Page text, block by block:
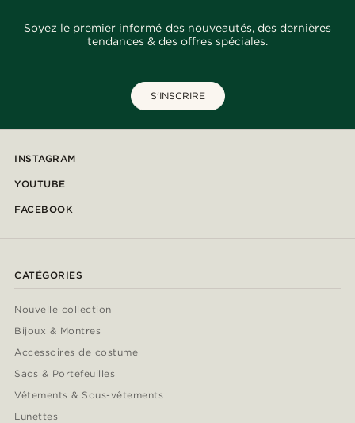
Soyez le premier informé des nouveautés, des dernières
tendances & des offres spéciales.
S'INSCRIRE
INSTAGRAM
YOUTUBE
FACEBOOK
CATÉGORIES
Nouvelle collection
Bijoux & Montres
Accessoires de costume
Sacs & Portefeuilles
Vêtements & Sous-vêtements
Lunettes